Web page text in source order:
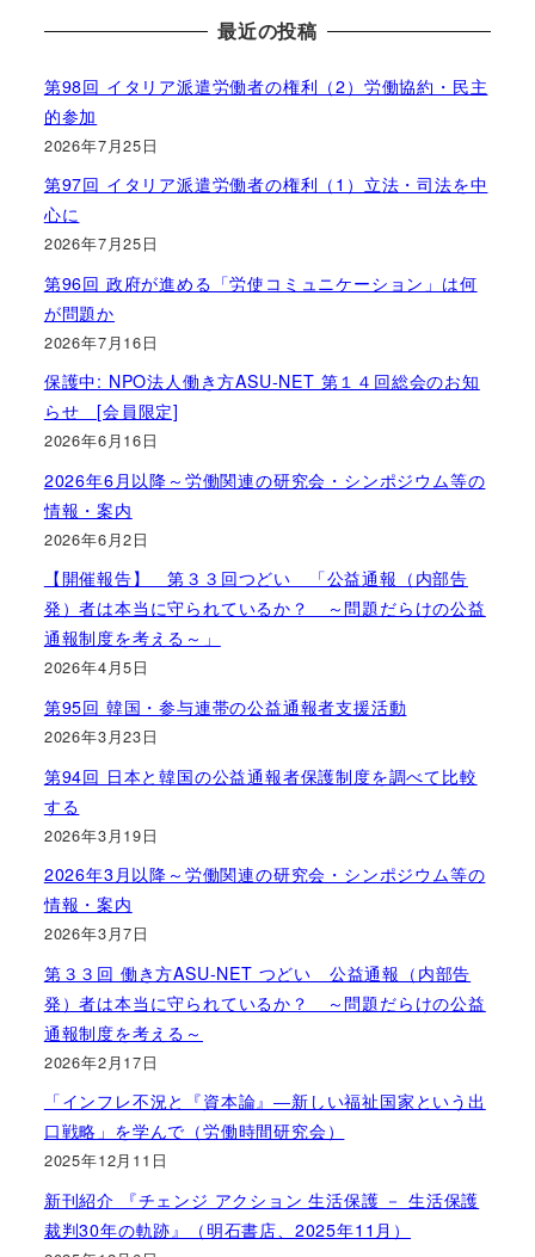
最近の投稿
第98回 イタリア派遣労働者の権利（2）労働協約・民主
的参加
2026年7月25日
第97回 イタリア派遣労働者の権利（1）立法・司法を中
心に
2026年7月25日
第96回 政府が進める「労使コミュニケーション」は何
が問題か
2026年7月16日
保護中: NPO法人働き方ASU-NET 第１４回総会のお知
らせ [会員限定]
2026年6月16日
2026年6月以降～労働関連の研究会・シンポジウム等の
情報・案内
2026年6月2日
【開催報告】 第３３回つどい 「公益通報（内部告
発）者は本当に守られているか？ ～問題だらけの公益
通報制度を考える～」
2026年4月5日
第95回 韓国・参与連帯の公益通報者支援活動
2026年3月23日
第94回 日本と韓国の公益通報者保護制度を調べて比較
する
2026年3月19日
2026年3月以降～労働関連の研究会・シンポジウム等の
情報・案内
2026年3月7日
第３３回 働き方ASU-NET つどい 公益通報（内部告
発）者は本当に守られているか？ ～問題だらけの公益
通報制度を考える～
2026年2月17日
「インフレ不況と『資本論』―新しい福祉国家という出
口戦略」を学んで（労働時間研究会）
2025年12月11日
新刊紹介 『チェンジ アクション 生活保護 － 生活保護
裁判30年の軌跡』（明石書店、2025年11月）